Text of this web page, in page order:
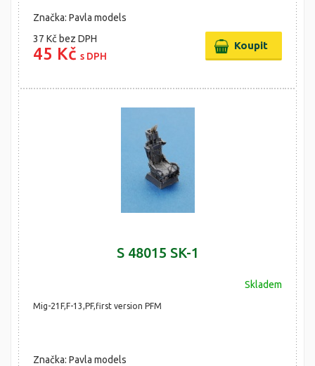
Značka: Pavla models
37 Kč bez DPH
45 Kč s DPH
S 48015 SK-1
Skladem
Mig-21F,F-13,PF,first version PFM
Značka: Pavla models